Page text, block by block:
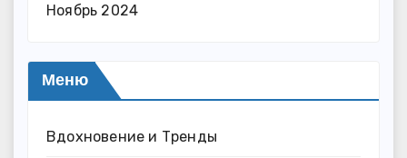
Ноябрь 2024
Меню
Вдохновение и Тренды